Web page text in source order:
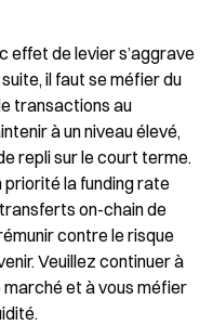
effet de levier s’aggrave
il faut se méfier du
transactions au
à un niveau élevé,
repli sur le court terme.
priorité la funding rate
on-chain de
contre le risque
Veuillez continuer à
et à vous méfier